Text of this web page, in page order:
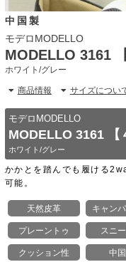
中国製
モデロMODELLO
MODELLO 3161
ホワイト/グレー
商品情報 サイズについ
かかとを踏んでも履ける
可能。
天然皮革 キャン
プレーントゥ スニ
クッション性 中
モデロMODELLO
MODELLO 3161
ホワイト/グレー